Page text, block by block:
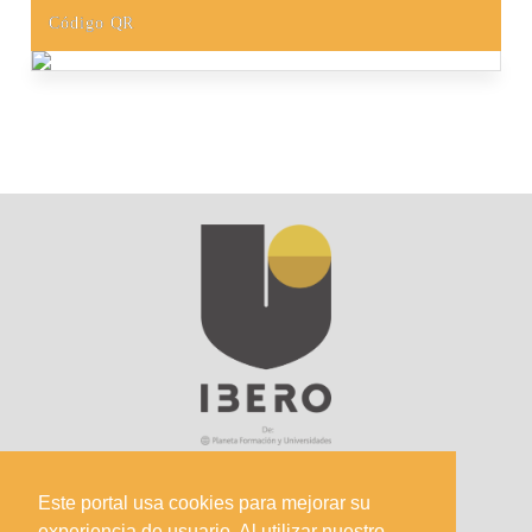
Este portal usa cookies para mejorar su
Código QR